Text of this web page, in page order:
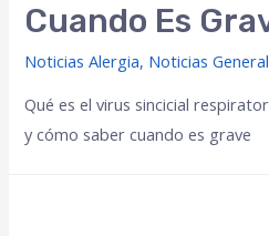
Cuando Es
Noticias Alergia, Noticias
Qué es el virus sincicial
y cómo saber cuando es grave